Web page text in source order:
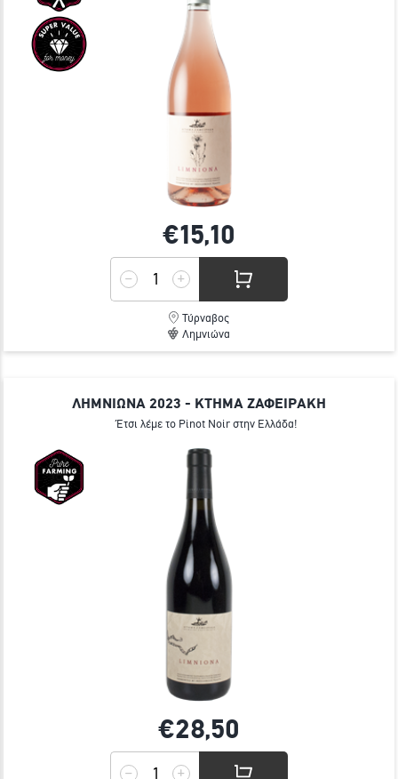
€15,10
Τύρναβος
Λημνιώνα
ΛΗΜΝΙΩΝΑ 2023 - ΚΤΗΜΑ ΖΑΦΕΙΡΑΚΗ
Έτσι λέμε το Pinot Noir στην Ελλάδα!
€28,50